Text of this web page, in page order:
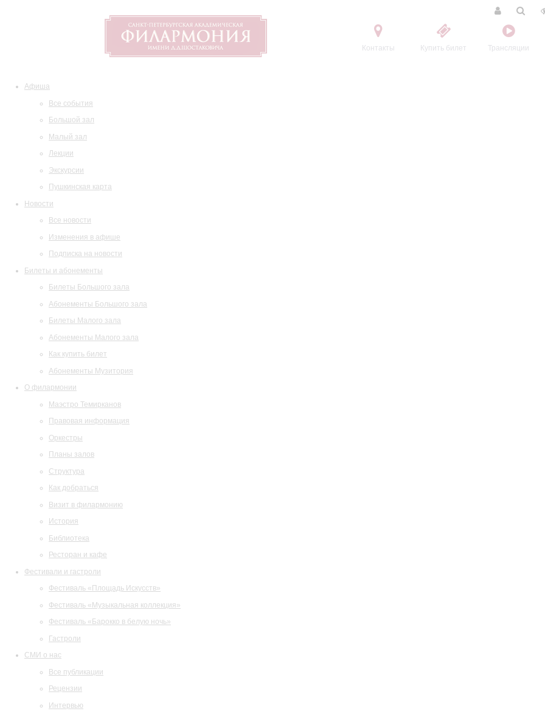
Контакты Купить билет Трансляции
Афиша
Все события
Большой зал
Малый зал
Лекции
Экскурсии
Пушкинская карта
Новости
Все новости
Изменения в афише
Подписка на новости
Билеты и абонементы
Билеты Большого зала
Абонементы Большого зала
Билеты Малого зала
Абонементы Малого зала
Как купить билет
Абонементы Музитория
О филармонии
Маэстро Темирканов
Правовая информация
Оркестры
Планы залов
Структура
Как добраться
Визит в филармонию
История
Библиотека
Ресторан и кафе
Фестивали и гастроли
Фестиваль «Площадь Искусств»
Фестиваль «Музыкальная коллекция»
Фестиваль «Барокко в белую ночь»
Гастроли
СМИ о нас
Все публикации
Рецензии
Интервью